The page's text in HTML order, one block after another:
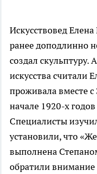
Искусствовед Елена
ранее доподлинно
создал скульптуру.
искусства считали
проживала вместе
начале 1920-х
Специалисты
установили, что
выполнена
обратили